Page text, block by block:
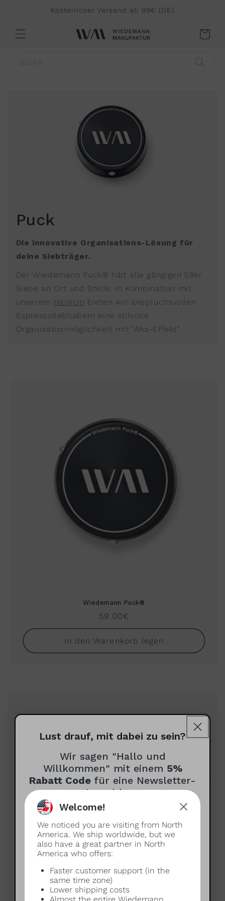
Kostenloser Versand ab 99€ (DE)
Warenkorb
Welcome!
We noticed you are visiting from North
America. We ship worldwide, but we
also have a great partner in North
America who offers:
Faster customer support (in the
same time zone)
Lower shipping costs
Almost the entire Wiedemann
Puck
Die innovative Organisations-Lösung für
deine Siebträger.
Der Wiedemann Puck® hält alle gängigen 58er
Siebe an Ort und Stelle. In Kombination mit
unserem HangUp bieten wir anspruchsvollen
Espressoliebhabern eine stilvolle
Organisationmöglichkeit mit "Aha-Effekt".
Wiedemann Puck®
Normaler
Preis
59.00€
In den Warenkorb legen
Melde dich zum Wiedemann
Newsletter an für einen 5%-
Für exklusive Angebote, sowie Neuigkeiten rund
um Espressokultur und das Wiedemann
Newsletter auf Deutsch erhalten
Receive newsletter in English
Lust drauf, mit dabei zu sein?
Wir sagen "Hallo und
Willkommen" mit einem 5%
Rabatt Code für eine Newsletter-
Anmeldung
Wie dürfen wir dich anreden?
(optional)
Deutsch oder Englisch?
Du hast die Wahl!